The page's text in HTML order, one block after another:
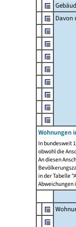
Davon
Wohnungen
In bundesweit
obwohl die
An diesen
in der Tabelle
Abweichungen